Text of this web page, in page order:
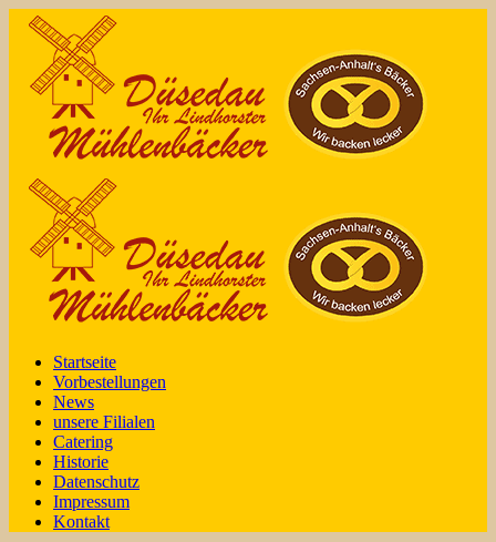
Startseite
Vorbestellungen
News
unsere Filialen
Catering
Historie
Datenschutz
Impressum
Kontakt